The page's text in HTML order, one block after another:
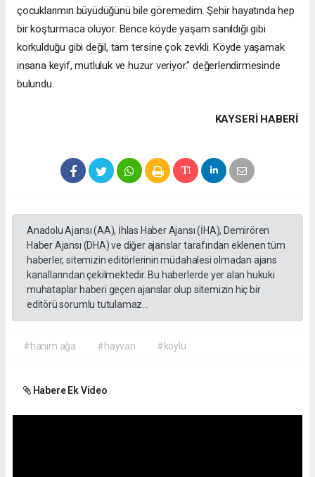
çocuklarımın büyüdüğünü bile göremedim. Şehir hayatında hep
bir koşturmaca oluyor. Bence köyde yaşam sanıldığı gibi
korkulduğu gibi değil, tam tersine çok zevkli. Köyde yaşamak
insana keyif, mutluluk ve huzur veriyor." değerlendirmesinde
bulundu.
KAYSERI HABERİ
Anadolu Ajansı (AA), İhlas Haber Ajansı (İHA), Demirören
Haber Ajansı (DHA) ve diğer ajanslar tarafından eklenen tüm
haberler, sitemizin editörlerinin müdahalesi olmadan ajans
kanallarından çekilmektedir. Bu haberlerde yer alan hukuki
muhataplar haberi geçen ajanslar olup sitemizin hiç bir
editörü sorumlu tutulamaz...
#hanım ağa #hayvan #köylü
Habere Ek Video